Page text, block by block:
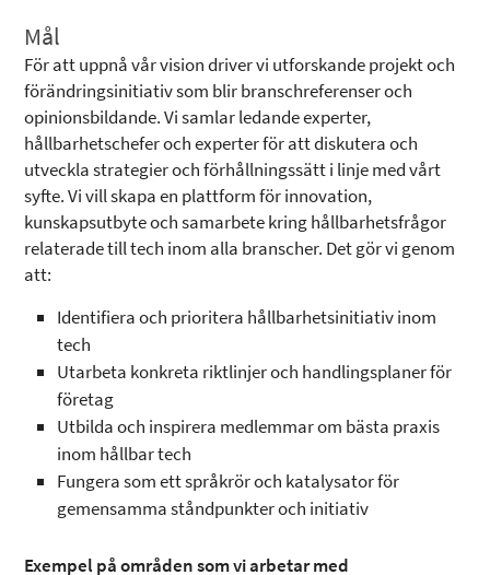
Mål
För att uppnå vår vision driver vi utforskande projekt och
förändringsinitiativ som blir branschreferenser och
opinionsbildande. Vi samlar ledande experter,
hållbarhetschefer och experter för att diskutera och
utveckla strategier och förhållningssätt i linje med vårt
syfte. Vi vill skapa en plattform för innovation,
kunskapsutbyte och samarbete kring hållbarhetsfrågor
relaterade till tech inom alla branscher. Det gör vi genom
att:
Identifiera och prioritera hållbarhetsinitiativ inom
tech
Utarbeta konkreta riktlinjer och handlingsplaner för
företag
Utbilda och inspirera medlemmar om bästa praxis
inom hållbar tech
Fungera som ett språkrör och katalysator för
gemensamma ståndpunkter och initiativ
Exempel på områden som vi arbetar med